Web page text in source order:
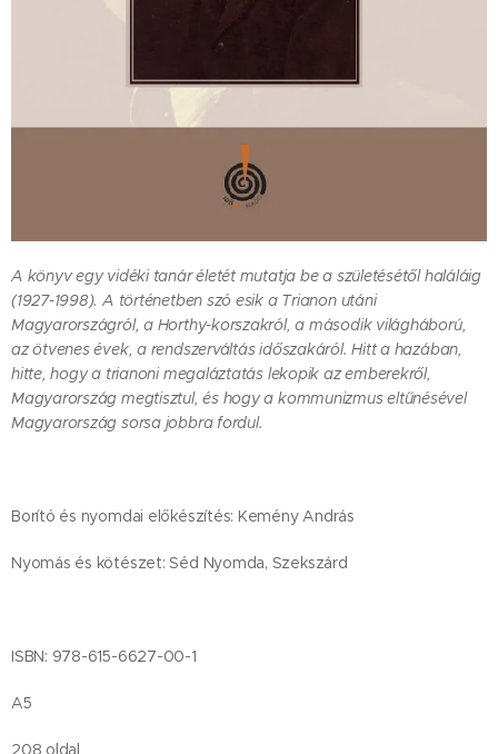
A könyv egy vidéki tanár életét mutatja be a születésétől haláláig
(1927-1998). A történetben szó esik a Trianon utáni
Magyarországról, a Horthy-korszakról, a második világháború,
az ötvenes évek, a rendszerváltás időszakáról. Hitt a hazában,
hitte, hogy a trianoni megaláztatás lekopik az emberekről,
Magyarország megtisztul, és hogy a kommunizmus eltűnésével
Magyarország sorsa jobbra fordul.
Borító és nyomdai előkészítés: Kemény András
Nyomás és kötészet: Séd Nyomda, Szekszárd
ISBN: 978-615-6627-00-1
A5
208 oldal